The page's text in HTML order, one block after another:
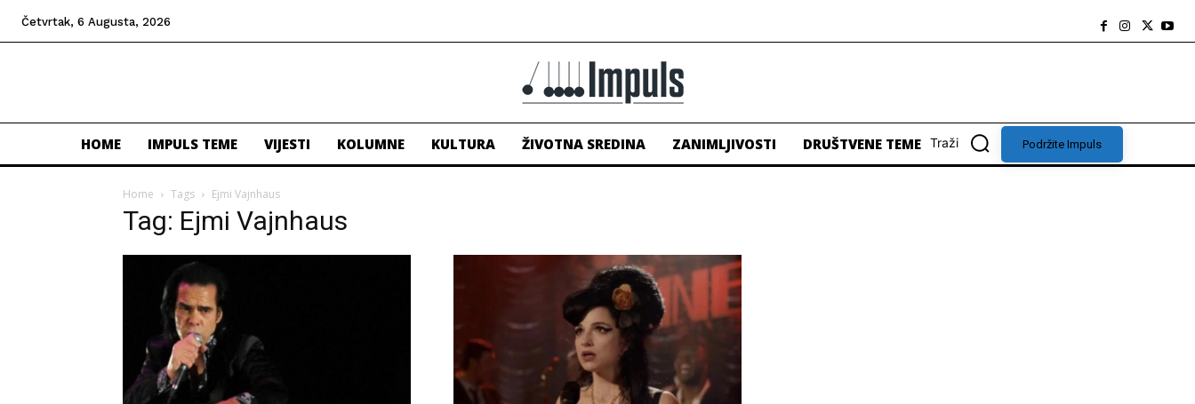
Četvrtak, 6 Augusta, 2026
HOME IMPULS TEME VIJESTI KOLUMNE KULTURA ŽIVOTNA SREDINA ZANIMLJIVOSTI DRUŠTVENE TEME Traži Podržite Impuls
Home Tags Ejmi Vajnhaus
Tag: Ejmi Vajnhaus